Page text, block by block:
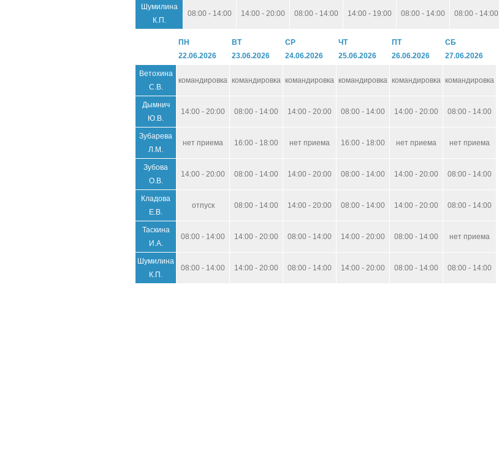
Шумилина
К.П.
08:00 - 14:00 14:00 - 20:00 08:00 - 14:00 14:00 - 19:00 08:00 - 14:00 08:00 - 14:00
ПН
22.06.2026
ВТ
23.06.2026
СР
24.06.2026
ЧТ
25.06.2026
ПТ
26.06.2026
СБ
27.06.2026
Ветохина
С.В.
командировка командировка командировка командировка командировка командировка
Дымнич
Ю.В.
14:00 - 20:00 08:00 - 14:00 14:00 - 20:00 08:00 - 14:00 14:00 - 20:00 08:00 - 14:00
Зубарева
Л.М.
нет приема 16:00 - 18:00 нет приема 16:00 - 18:00 нет приема нет приема
Зубова
О.В.
14:00 - 20:00 08:00 - 14:00 14:00 - 20:00 08:00 - 14:00 14:00 - 20:00 08:00 - 14:00
Кладова
Е.В.
отпуск 08:00 - 14:00 14:00 - 20:00 08:00 - 14:00 14:00 - 20:00 08:00 - 14:00
Таскина
И.А.
08:00 - 14:00 14:00 - 20:00 08:00 - 14:00 14:00 - 20:00 08:00 - 14:00 нет приема
Шумилина
К.П.
08:00 - 14:00 14:00 - 20:00 08:00 - 14:00 14:00 - 20:00 08:00 - 14:00 08:00 - 14:00